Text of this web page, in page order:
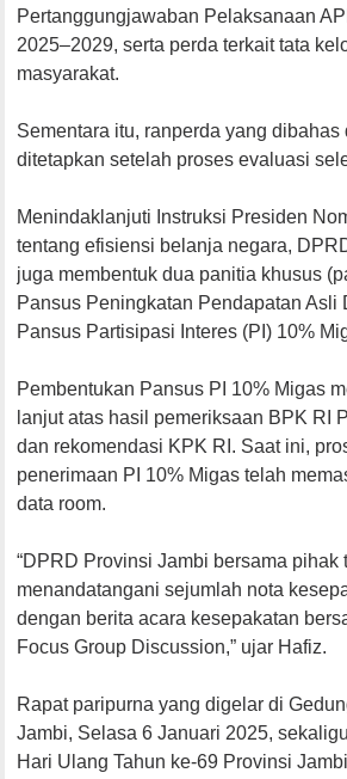
Pertanggungjawaban Pelaksanaan
2025–2029, serta perda terkait tata
masyarakat.
Sementara itu, ranperda yang
ditetapkan setelah proses evaluasi
Menindaklanjuti Instruksi Presiden
tentang efisiensi belanja negara,
juga membentuk dua panitia khusus
Pansus Peningkatan Pendapatan Asli
Pansus Partisipasi Interes (PI) 10%
Pembentukan Pansus PI 10% Migas
lanjut atas hasil pemeriksaan BPK RI
dan rekomendasi KPK RI. Saat ini,
penerimaan PI 10% Migas telah
data room.
“DPRD Provinsi Jambi bersama pihak
menandatangani sejumlah nota
dengan berita acara kesepakatan
Focus Group Discussion,” ujar Hafiz.
Rapat paripurna yang digelar di
Jambi, Selasa 6 Januari 2025,
Hari Ulang Tahun ke-69 Provinsi